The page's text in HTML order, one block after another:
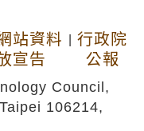
站資料
宣告
行政院
公報
Council,
106214,